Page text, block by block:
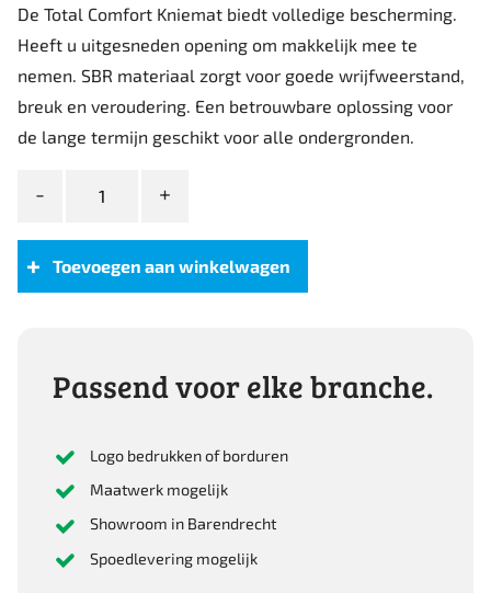
De Total Comfort Kniemat biedt volledige bescherming.
Heeft u uitgesneden opening om makkelijk mee te
nemen. SBR materiaal zorgt voor goede wrijfweerstand,
breuk en veroudering. Een betrouwbare oplossing voor
de lange termijn geschikt voor alle ondergronden.
Total
Kniemat
Toevoegen aan winkelwagen
Passend voor elke branche.
Logo bedrukken of borduren
Maatwerk mogelijk
Showroom in Barendrecht
Spoedlevering mogelijk